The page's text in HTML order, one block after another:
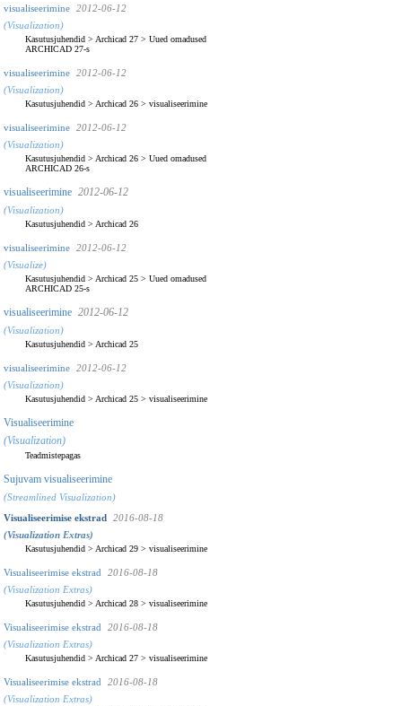
visualiseerimine
2012-06-12
(Visualization)
Kasutusjuhendid > Archicad 27 > Uued omadused
ARCHICAD 27-s
visualiseerimine
2012-06-12
(Visualization)
Kasutusjuhendid > Archicad 26 > visualiseerimine
visualiseerimine
2012-06-12
(Visualization)
Kasutusjuhendid > Archicad 26 > Uued omadused
ARCHICAD 26-s
visualiseerimine 2012-06-12
(Visualization)
Kasutusjuhendid > Archicad 26
visualiseerimine
2012-06-12
(Visualize)
Kasutusjuhendid > Archicad 25 > Uued omadused
ARCHICAD 25-s
visualiseerimine 2012-06-12
(Visualization)
Kasutusjuhendid > Archicad 25
visualiseerimine
2012-06-12
(Visualization)
Kasutusjuhendid > Archicad 25 > visualiseerimine
Visualiseerimine
(Visualization)
Teadmistepagas
Sujuvam visualiseerimine
(Streamlined Visualization)
Visualiseerimise ekstrad
2016-08-18
(Visualization Extras)
Kasutusjuhendid > Archicad 29 > visualiseerimine
Visualiseerimise ekstrad
2016-08-18
(Visualization Extras)
Kasutusjuhendid > Archicad 28 > visualiseerimine
Visualiseerimise ekstrad
2016-08-18
(Visualization Extras)
Kasutusjuhendid > Archicad 27 > visualiseerimine
Visualiseerimise ekstrad
2016-08-18
(Visualization Extras)